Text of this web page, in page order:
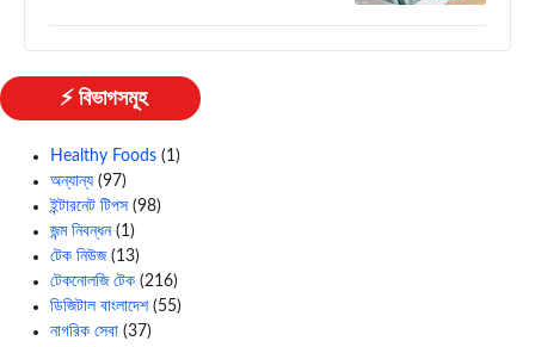
⚡ বিভাগসমূহ
Healthy Foods (1)
অন্যান্য (97)
ইন্টারনেট টিপস (98)
জন্ম নিবন্ধন(1)
টেক নিউজ(13)
টেকনোলজি টেক (216)
ডিজিটাল বাংলাদেশ(55)
নাগরিক সেবা (37)